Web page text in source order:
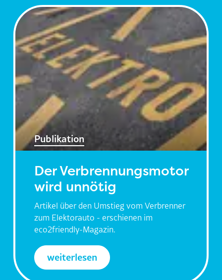
Publikation
Der Verbrennungsmotor
wird unnötig
Artikel über den Umstieg vom Verbrenner
zum Elektorauto - erschienen im
eco2friendly-Magazin.
weiterlesen